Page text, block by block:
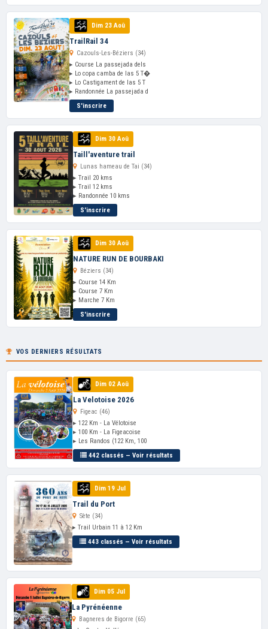
Dim 23 Aoû
TrailRail 34
Cazouls-Les-Béziers (34)
▸ Course La passejada dels
▸ Lo copa camba de las 5 T�
▸ Lo Castigament de las 5 T
▸ Randonnée La passejada d
S'inscrire
Dim 30 Aoû
Taill'aventure trail
Lunas hameau de Tai (34)
▸ Trail 20 kms
▸ Trail 12 kms
▸ Randonnée 10 kms
S'inscrire
Dim 30 Aoû
NATURE RUN DE BOURBAKI
Béziers (34)
▸ Course 14 Km
▸ Course 7 Km
▸ Marche 7 Km
S'inscrire
VOS DERNIERS RÉSULTATS
Dim 02 Aoû
La Velotoise 2026
Figeac (46)
▸ 122 Km - La Vélotoise
▸ 100 Km - La Figeacoise
▸ Les Randos (122 Km, 100
442 classés — Voir résultats
Dim 19 Jul
Trail du Port
Sète (34)
▸ Trail Urbain 11 à 12 Km
443 classés — Voir résultats
Dim 05 Jul
La Pyrénéenne
Bagneres de Bigorre (65)